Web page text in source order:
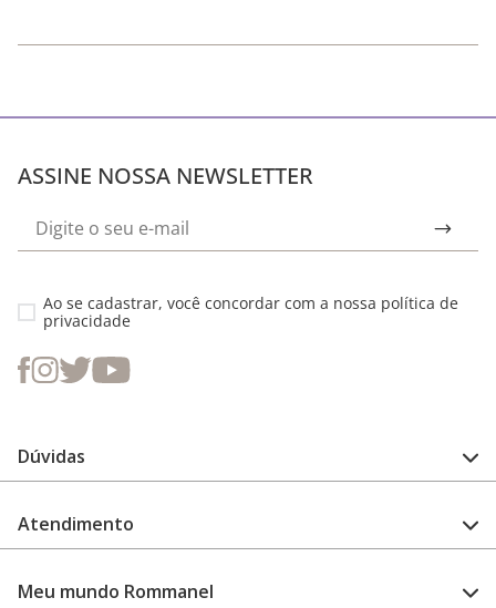
ASSINE NOSSA NEWSLETTER
Ao se cadastrar, você concordar com a nossa política de
privacidade
Dúvidas
Guia de medidas
Como configurar meu relógio
Atendimento
Encontre uma loja
Meu mundo Rommanel